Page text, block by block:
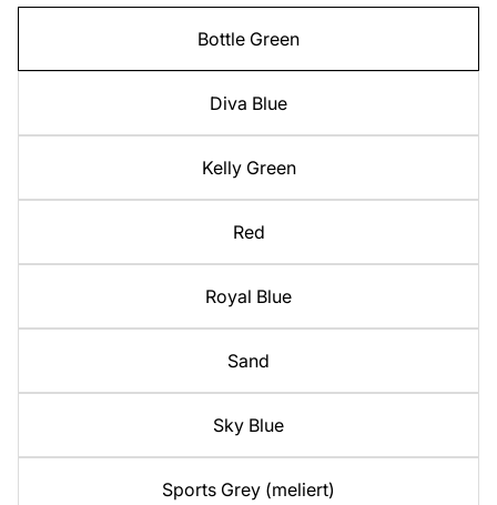
Bottle Green
Diva Blue
Kelly Green
Red
Royal Blue
Sand
Sky Blue
Sports Grey (meliert)